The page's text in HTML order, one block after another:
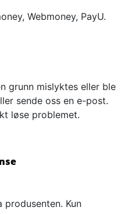
Webmoney, PayU.
grunn mislyktes eller ble
sende oss en e-post.
løse problemet.
Kun